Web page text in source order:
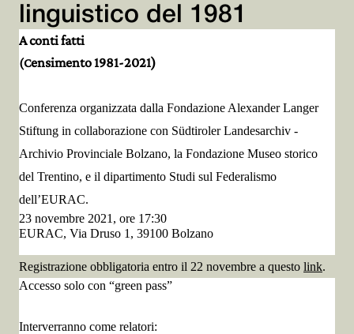
Attività e progetti
Alexander Langer
linguistico del 1981
A conti fatti
(Censimento 1981-2021)
Conferenza organizzata dalla Fondazione Alexander Langer
Stiftung in collaborazione con Südtiroler Landesarchiv -
Archivio Provinciale Bolzano, la Fondazione Museo storico
del Trentino, e il dipartimento Studi sul Federalismo
dell’EURAC.
23 novembre 2021, ore 17:30
EURAC, Via Druso 1, 39100 Bolzano
Registrazione obbligatoria entro il 22 novembre a questo link.
Accesso solo con “green pass”
Interverranno come relatori: